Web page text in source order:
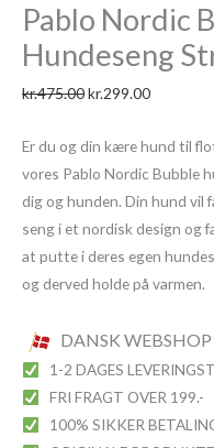
Pablo Nordic
Hundeseng
kr.475.00kr.299.00
Er du og din kære hund til
vores Pablo Nordic Bubble
dig og hunden. Din hund vil
seng i et nordisk design og
at putte i deres egen
og derved holde på varmen.
DANSK
1-2 DAGES
FRI FRAGT OVER 199.-
100% SIKKER